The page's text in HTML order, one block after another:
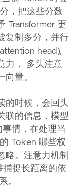
，把这些分数
Transformer 更
复制多分，并行
head),
力， 多头注意
向量。
的时候，会回头
联的信息，模型
情，在处理当
Token 哪些权
略。注意力机制
捕捉长距离的依
。